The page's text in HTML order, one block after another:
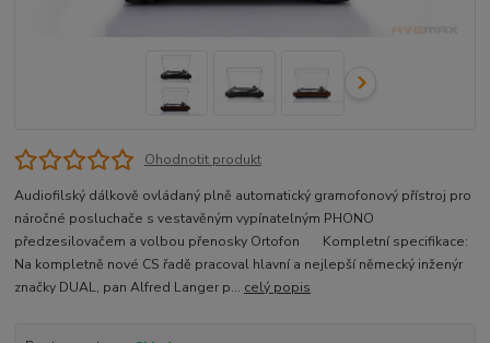
Ohodnotit produkt
Audiofilský dálkově ovládaný plně automatický gramofonový přístroj pro
náročné posluchače s vestavěným vypínatelným PHONO
předzesilovačem a volbou přenosky Ortofon Kompletní specifikace:
Na kompletně nové CS řadě pracoval hlavní a nejlepší německý inženýr
značky DUAL, pan Alfred Langer p... celý popis